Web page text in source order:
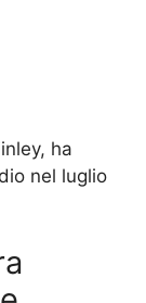
ha
nel luglio